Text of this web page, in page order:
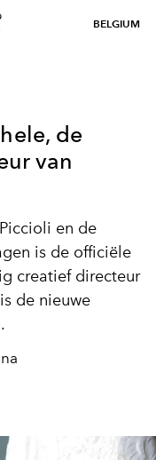
BELGIUM
de
van
en de
is de officiële
creatief directeur
de nieuwe